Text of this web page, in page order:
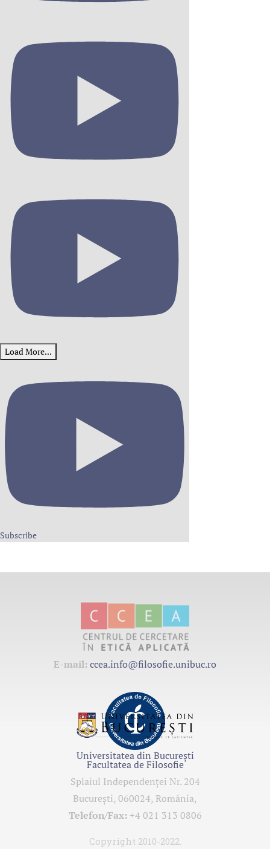
Load More...
Subscribe
E-mail: ccea.info@filosofie.unibuc.ro
Facultatea de Filosofie
Splaiul Independenţei Nr. 204
Bucureşti, 060024, România,
Telefon/Fax:+4 021 313 0806
Copyright 2010-2022.
Universitatea din București